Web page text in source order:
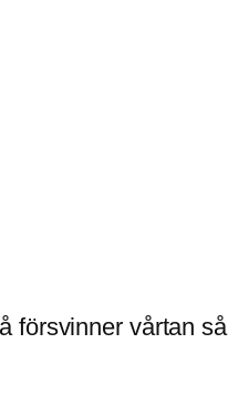
försvinner vårtan så